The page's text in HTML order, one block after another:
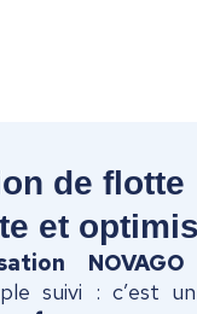
de flotte
et
NOVAGO
suivi : c’est